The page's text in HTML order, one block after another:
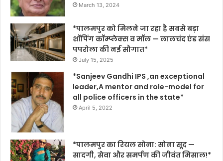
March 13, 2024
*पालमपुर को मिलने जा रहा है सबसे बड़ा
शॉपिंग कॉम्प्लेक्स व मॉल — लालचंद एंड संस
पपरोला की नई सौगात*
July 15, 2025
*Sanjeev Gandhi IPS ,an exceptional
leader,A mentor and role-model for
all police officers in the state*
April 5, 2022
*पालमपुर का रियल सोना: सोना सूद —
सादगी, सेवा और समर्पण की जीवंत मिसाल!*